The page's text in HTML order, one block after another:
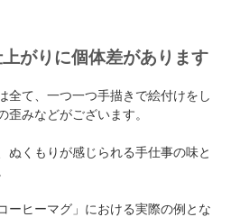
がりに個体差があります
全て、一つ一つ手描きで絵付けをし
歪みなどがございます。
ぬくもりが感じられる手仕事の味と
ヒーマグ」における実際の例とな